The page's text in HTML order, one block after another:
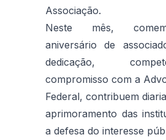
Associação.
Neste mês,
aniversário de
dedicação,
compromisso com a
Federal, contribuem
aprimoramento das
a defesa do interesse